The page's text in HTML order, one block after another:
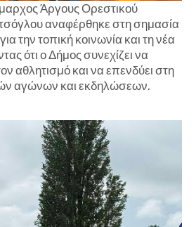
Άργους Ορεστικού
αναφέρθηκε στη σημασία
την τοπική κοινωνία και τη νέα
ότι ο Δήμος συνεχίζει να
αθλητισμό και να επενδύει στη
αγώνων και εκδηλώσεων.